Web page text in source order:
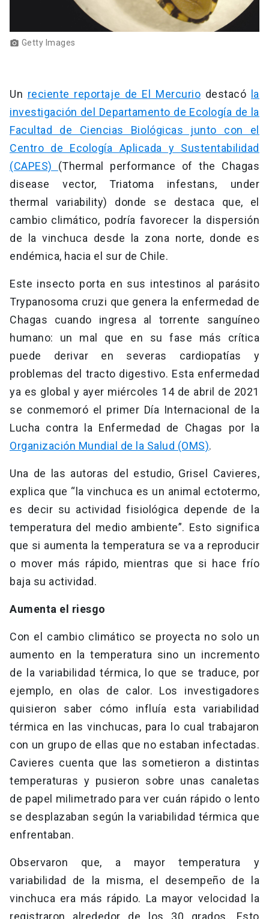
photo_camera Getty Images
Un reciente reportaje de El Mercurio destacó
la
investigación del Departamento de Ecología de la
Facultad de Ciencias Biológicas junto con el
Centro de Ecología Aplicada y Sustentabilidad
(CAPES) (Thermal performance of the Chagas
disease vector, Triatoma infestans, under
thermal variability) donde se destaca que, el
cambio climático, podría favorecer la dispersión
de la vinchuca desde la zona norte, donde es
endémica, hacia el sur de Chile.
Este insecto porta en sus intestinos al parásito
Trypanosoma cruzi que genera la enfermedad de
Chagas cuando ingresa al torrente sanguíneo
humano: un mal que en su fase más crítica
puede derivar en severas cardiopatías y
problemas del tracto digestivo. Esta enfermedad
ya es global y ayer miércoles 14 de abril de 2021
se conmemoró el primer Día Internacional de la
Lucha contra la Enfermedad de Chagas por la
Organización Mundial de la Salud (OMS).
Una de las autoras del estudio, Grisel Cavieres,
explica que “la vinchuca es un animal ectotermo,
es decir su actividad fisiológica depende de la
temperatura del medio ambiente”. Esto significa
que si aumenta la temperatura se va a reproducir
o mover más rápido, mientras que si hace frío
baja su actividad.
Aumenta el riesgo
Con el cambio climático se proyecta no solo un
aumento en la temperatura sino un incremento
de la variabilidad térmica, lo que se traduce, por
ejemplo, en olas de calor. Los investigadores
quisieron saber cómo influía esta variabilidad
térmica en las vinchucas, para lo cual trabajaron
con un grupo de ellas que no estaban infectadas.
Cavieres cuenta que las sometieron a distintas
temperaturas y pusieron sobre unas canaletas
de papel milimetrado para ver cuán rápido o lento
se desplazaban según la variabilidad térmica que
enfrentaban.
Observaron que, a mayor temperatura y
variabilidad de la misma, el desempeño de la
vinchuca era más rápido. La mayor velocidad la
registraron alrededor de los 30 grados. Esto